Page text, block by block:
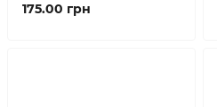
175.00 грн